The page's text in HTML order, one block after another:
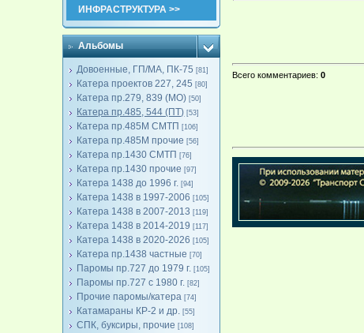
ИНФРАСТРУКТУРА >>
Альбомы
Довоенные, ГП/МА, ПК-75 [81]
Катера проектов 227, 245 [80]
Катера пр.279, 839 (МО) [50]
Катера пр.485, 544 (ПТ) [53]
Катера пр.485М СМТП [106]
Катера пр.485М прочие [56]
Катера пр.1430 СМТП [76]
Катера пр.1430 прочие [97]
Катера 1438 до 1996 г. [94]
Катера 1438 в 1997-2006 [105]
Катера 1438 в 2007-2013 [119]
Катера 1438 в 2014-2019 [117]
Катера 1438 в 2020-2026 [105]
Катера пр.1438 частные [70]
Паромы пр.727 до 1979 г. [105]
Паромы пр.727 с 1980 г. [82]
Прочие паромы/катера [74]
Катамараны КР-2 и др. [55]
СПК, буксиры, прочие [108]
Всего комментариев:0